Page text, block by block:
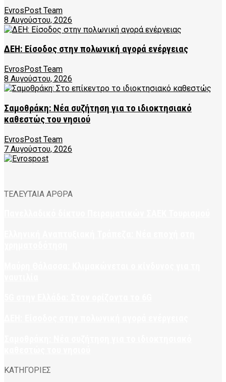
EvrosPost Team
8 Αυγούστου, 2026
ΔΕΗ: Είσοδος στην πολωνική αγορά ενέργειας
EvrosPost Team
8 Αυγούστου, 2026
Σαμοθράκη: Νέα συζήτηση για το ιδιοκτησιακό
καθεστώς του νησιού
EvrosPost Team
7 Αυγούστου, 2026
ΤΕΛΕΥΤΑΙΑ ΑΡΘΡΑ
ΚΑΤΗΓΟΡΙΕΣ